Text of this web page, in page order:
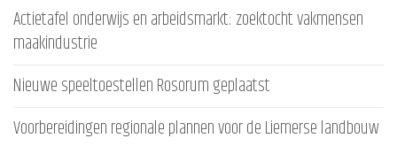
Actietafel onderwijs en arbeidsmarkt: zoektocht vakmensen
maakindustrie
Nieuwe speeltoestellen Rosorum geplaatst
Voorbereidingen regionale plannen voor de Liemerse landbouw